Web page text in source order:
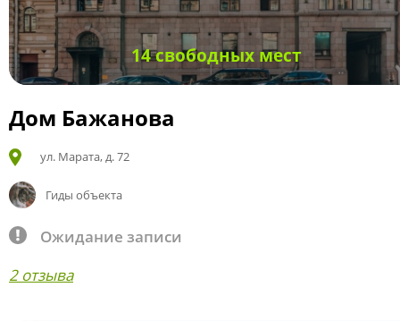
14 свободных мест
Дом Бажанова
ул. Марата, д. 72
Гиды объекта
Ожидание записи
2 отзыва